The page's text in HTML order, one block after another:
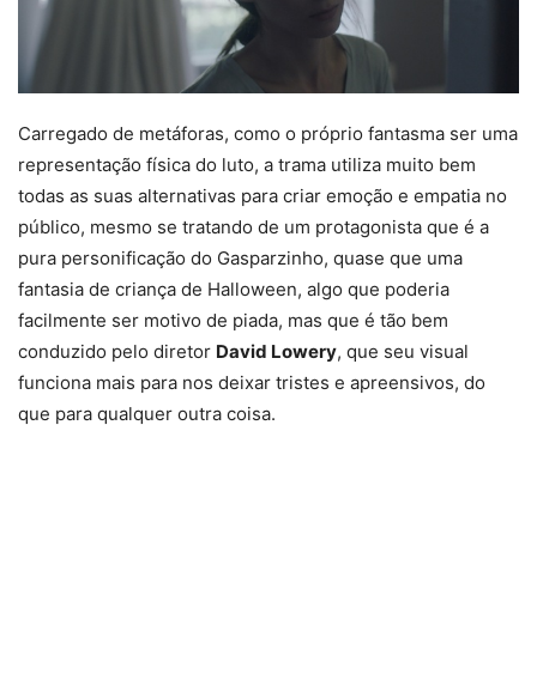
Carregado de metáforas, como o próprio fantasma ser uma
representação física do luto, a trama utiliza muito bem
todas as suas alternativas para criar emoção e empatia no
público, mesmo se tratando de um protagonista que é a
pura personificação do Gasparzinho, quase que uma
fantasia de criança de Halloween, algo que poderia
facilmente ser motivo de piada, mas que é tão bem
conduzido pelo diretor David Lowery, que seu visual
funciona mais para nos deixar tristes e apreensivos, do
que para qualquer outra coisa.